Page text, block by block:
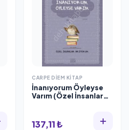
CARPE DIEM KITAP
İnanıyorum Öyleyse
Varım (Özel İnsanlar
137,11 ₺